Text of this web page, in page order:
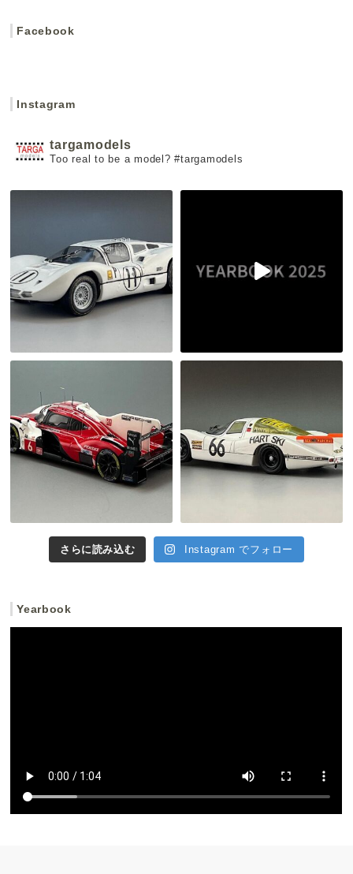
Facebook
Instagram
targamodels
Too real to be a model? #targamodels
さらに読み込む Instagram でフォロー
Yearbook